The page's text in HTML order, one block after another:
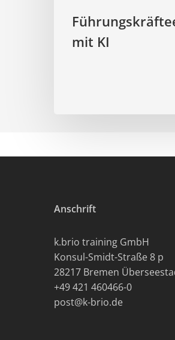
mit KI
Anschrift
k.brio training GmbH
Konsul-Smidt-Straße 8 p
28217 Bremen
+49 421 460466-0
post@k-brio.de